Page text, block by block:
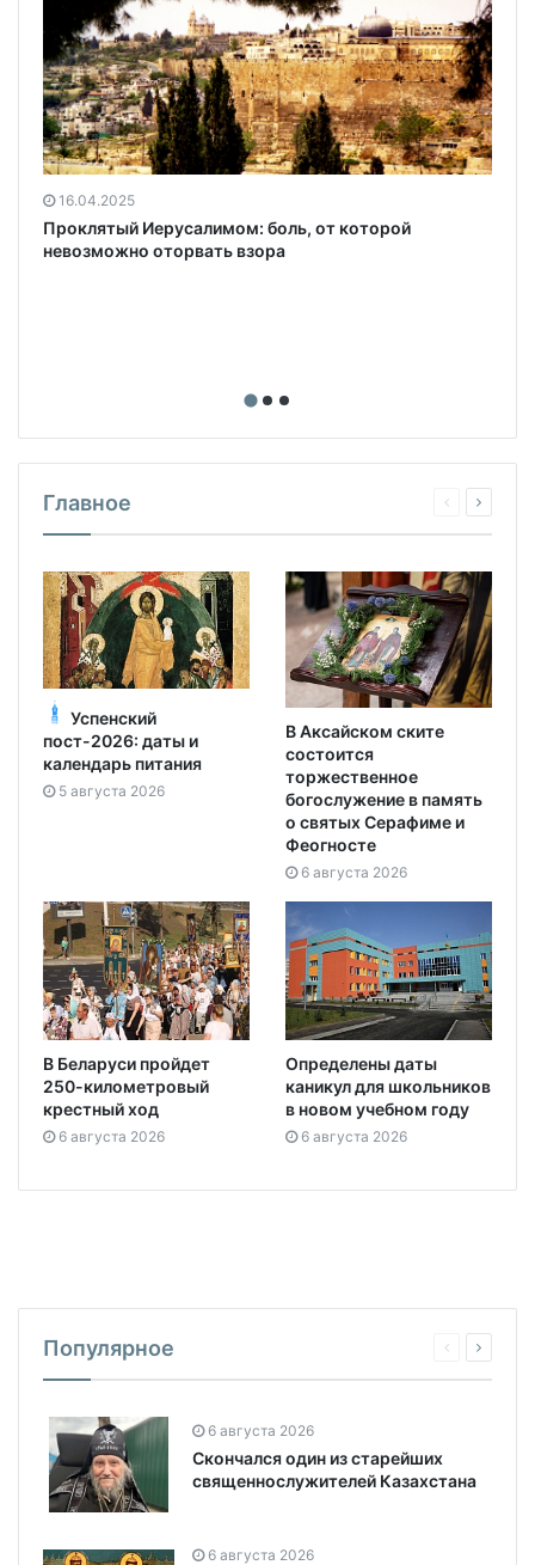
16.04.2025
Проклятый Иерусалимом: боль, от которой
невозможно оторвать взора
Главное
Успенский
пост-2026: даты и
календарь питания
5 августа 2026
В Аксайском ските
состоится
торжественное
богослужение в память
о святых Серафиме и
Феогносте
6 августа 2026
В Беларуси пройдет
250-километровый
крестный ход
6 августа 2026
Определены даты
каникул для школьников
в новом учебном году
6 августа 2026
Популярное
6 августа 2026
Скончался один из старейших
священнослужителей Казахстана
6 августа 2026